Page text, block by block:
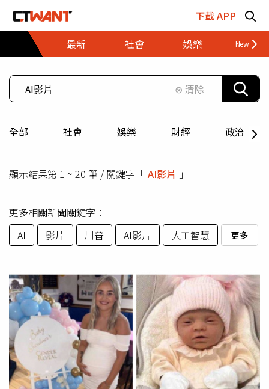
下載 APP
最新
社會 娛樂 財經
⊗ 清除
全部 社會 娛樂 財經 政治
顯示結果第 1 ~ 20 筆 / 關鍵字「 AI影片 」
更多相關新聞關鍵字：
AI
影片 川普 AI影片 人工智慧 更多